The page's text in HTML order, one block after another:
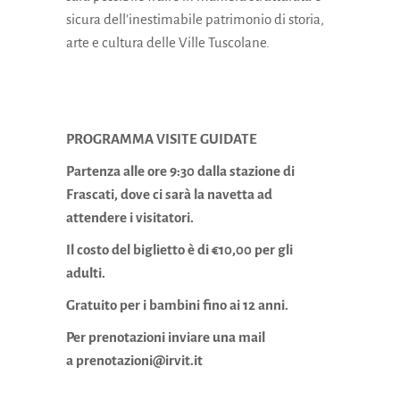
sicura dell’inestimabile patrimonio di storia,
arte e cultura delle Ville Tuscolane.
PROGRAMMA VISITE GUIDATE
Partenza alle ore 9:30 dalla stazione di
Frascati, dove ci sarà la navetta ad
attendere i visitatori.
Il costo del biglietto è di €10,00 per gli
adulti.
Gratuito per i bambini fino ai 12 anni.
Per prenotazioni inviare una mail
a prenotazioni@irvit.it